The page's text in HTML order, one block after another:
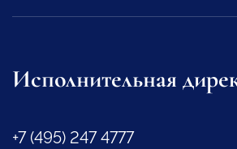
Исполнительная
+7 (495) 247 4777